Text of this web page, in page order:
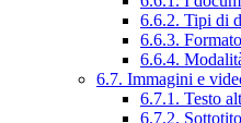
6.6.2. Tipi di
6.6.3.
6.6.4.
6.7. Immagini e
6.7.1. Testo
6.7.2.